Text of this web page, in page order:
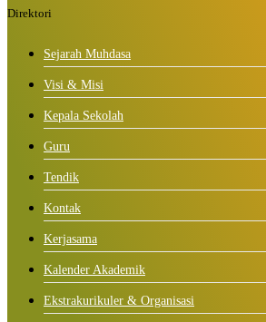
Direktori
Sejarah Muhdasa
Visi & Misi
Kepala Sekolah
Guru
Tendik
Kontak
Kerjasama
Kalender Akademik
Ekstrakurikuler & Organisasi